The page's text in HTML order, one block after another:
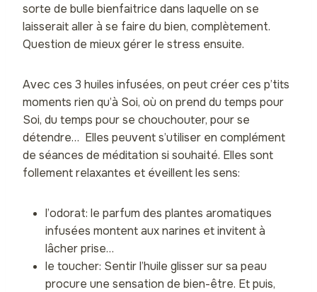
sorte de bulle bienfaitrice dans laquelle on se
laisserait aller à se faire du bien, complètement.
Question de mieux gérer le stress ensuite.
Avec ces 3 huiles infusées, on peut créer ces p’tits
moments rien qu’à Soi, où on prend du temps pour
Soi, du temps pour se chouchouter, pour se
détendre… Elles peuvent s’utiliser en complément
de séances de méditation si souhaité. Elles sont
follement relaxantes et éveillent les sens:
l’odorat: le parfum des plantes aromatiques
infusées montent aux narines et invitent à
lâcher prise…
le toucher: Sentir l’huile glisser sur sa peau
procure une sensation de bien-être. Et puis,